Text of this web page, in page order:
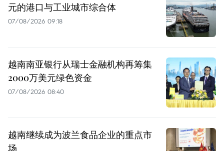
元的港口与工业城市综合体
07/08/2026 09:18
越南南亚银行从瑞士金融机构再筹集
2000万美元绿色资金
07/08/2026 08:40
越南继续成为波兰食品企业的重点市
场